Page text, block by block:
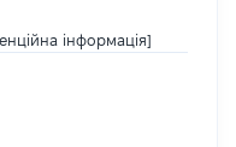
інформація]